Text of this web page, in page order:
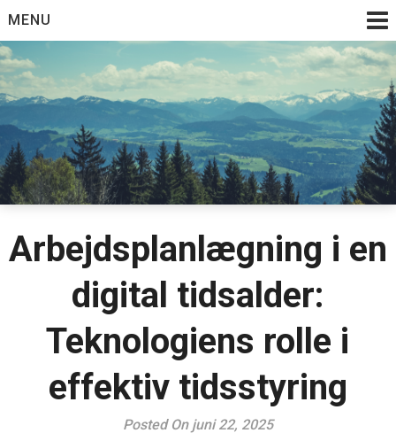
to
content
MENU
Arbejdsplanlægning i en
digital tidsalder:
Teknologiens rolle i
effektiv tidsstyring
Posted On juni 22, 2025